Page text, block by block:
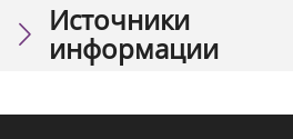
Источники
информации